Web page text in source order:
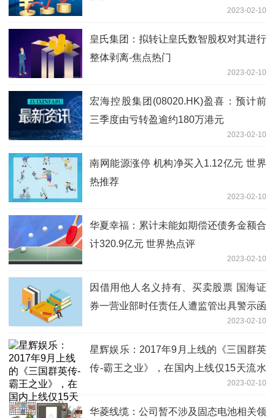
2023-02-10
皇氏集团：拟转让皇氏数智股权对其进行
整体剥离-焦点热门
2023-02-10
宏海控股集团(08020.HK)盈喜：预计前
三季度由亏转盈逾约180万港元
2023-02-10
南网能源涨停 机构净买入1.12亿元 世界
热推荐
2023-02-10
华夏幸福：累计未能如期偿还债务金额合
计320.9亿元 世界热点评
2023-02-10
因借用他人名义持有、买卖股票 国海证
券一营业部时任责任人遭监管出具警示函
2023-02-10
星辉娱乐：2017年9月上线的《三国群英
传-霸王之业》，在国内上线仅15天流水
就突破1亿元，目前在全球流水累计超过
50亿元|每日关注
2023-02-10
华菱线缆：公司暂不涉及固态电池相关领